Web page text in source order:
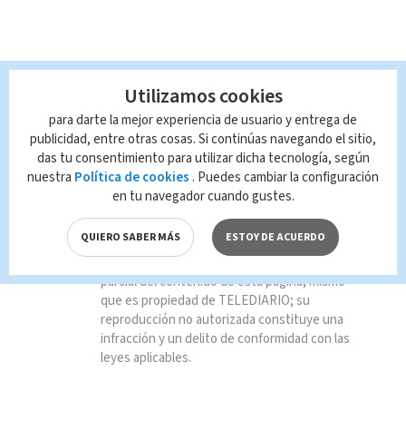
TAGS RELACIONADOS:
La Revista Tendencia
Queda prohibida la reproducción total o
parcial del contenido de esta página, mismo
que es propiedad de TELEDIARIO; su
reproducción no autorizada constituye una
infracción y un delito de conformidad con las
leyes aplicables.
Utilizamos cookies
para darte la mejor experiencia de usuario y entrega de
publicidad, entre otras cosas. Si continúas navegando el sitio,
das tu consentimiento para utilizar dicha tecnología, según
nuestra Política de cookies . Puedes cambiar la configuración
en tu navegador cuando gustes.
QUIERO SABER MÁS ESTOY DE ACUERDO